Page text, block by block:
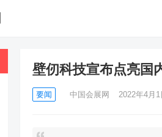
壁仞科技宣布点亮国
要闻 中国会展网 2022年4月